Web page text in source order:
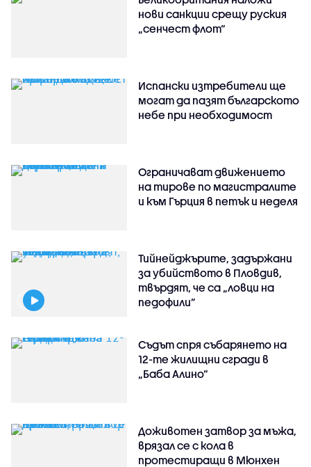
нови санкции срещу руския
„сенчест флот“
Испански изтребители ще
могат да пазят българското
небе при необходимост
Ограничават движението
на тирове по магистралите
и към Гърция в петък и неделя
Тийнейджърите, задържани
за убийството в Пловдив,
твърдят, че са „ловци на
педофили”
Съдът спря събарянето на
12-те жилищни сгради в
„Баба Алино“
Доживотен затвор за мъжа,
врязал се с кола в
протестиращи в Мюнхен